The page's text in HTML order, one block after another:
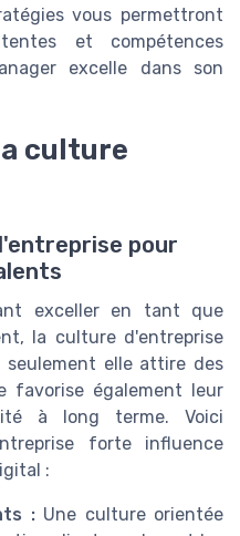
vous permettront
et compétences
excelle dans son
culture
pour
exceller en tant que
la culture d'entreprise
seulement elle attire des
favorise également leur
à long terme. Voici
forte influence
:
:Une culture orientée